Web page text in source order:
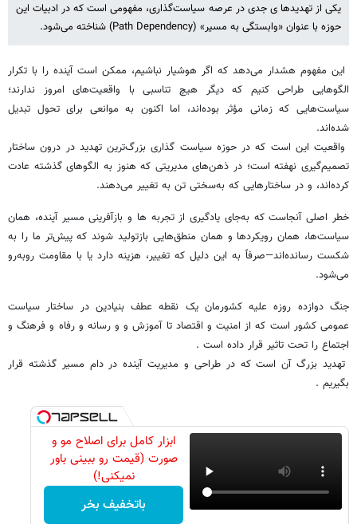
یکی از تهدیدها ی جدی در عرصه سیاست‌گذاری، مفهومی است که در ادبیات این
حوزه با عنوان «وابستگی به مسیر» (Path Dependency) شناخته می‌شود.
این مفهوم هشدار می‌دهد که اگر هوشیار نباشیم، ممکن است آینده را با تکرار
الگوهایی طراحی کنیم که دیگر هیچ تناسبی با واقعیت‌های امروز ندارند؛
سیاست‌هایی که زمانی مؤثر بوده‌اند، اما اکنون به موانعی برای تحول تبدیل
شده‌اند.
واقعیت این است که در حوزه سیاست گذاری بزرگ‌ترین تهدید در درون ساختار
تصمیم‌گیری نهفته است؛ در ذهن‌های مدیریتی که هنوز به الگوهای گذشته عادت
کرده‌اند، و در ساختارهایی که به‌سختی تن به تغییر می‌دهند.
خطر اصلی آنجاست که به‌جای یادگیری از تجربه ها و بازآفرینی مسیر آینده، همان
سیاست‌ها، همان رویکردها و همان منطق‌هایی بازتولید شوند که پیش‌تر ما را به
شکست رسانده‌اند—صرفاً به این دلیل که تغییر، هزینه دارد یا با مقاومت روبه‌رو
می‌شود.
جنگ ‌دوازده روزه علیه کشورمان یک نقطه عطف بنیادین در ساختار سیاست
عمومی کشور است که از امنیت و اقتصاد تا آموزش و و رسانه و رفاه و فرهنگ و
اجتماع را تحت تاثیر قرار داده است .
تهدید بزرگ آن است که در طراحی و مدیریت آینده در دام مسیر گذشته قرار
بگیریم .
ابزار کامل برای اصلاح مو و
صورت (قیمت رو ببینی باور
نمیکنی!)
باتخفیف بخر